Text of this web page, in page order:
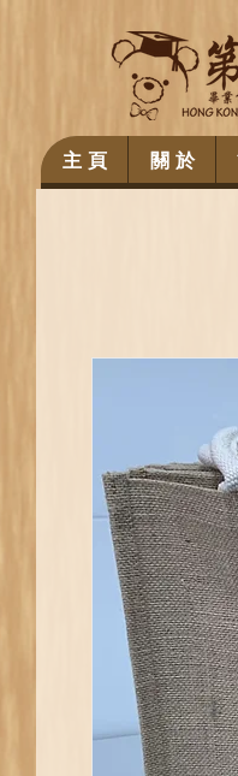
主 頁 關 於